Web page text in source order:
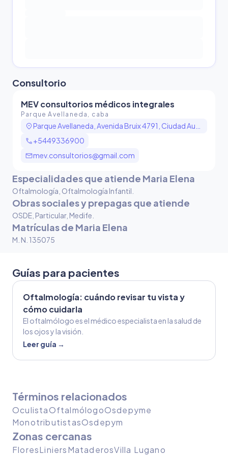
Consultorio
MEV consultorios médicos integrales
Parque Avellaneda, caba
location_on
call+5449336900
mailmev.consultorios@gmail.com
Especialidades que atiende Maria Elena
Oftalmología, Oftalmología Infantil
Obras sociales y prepagas que atiende
OSDE, Particular, Medife
Matrículas de Maria Elena
M. N. 135075
Guías para pacientes
Oftalmología: cuándo revisar tu vista y
cómo cuidarla
El oftalmólogo es el médico especialista en la salud de
los ojos y la visión.
Leer guía →
Términos relacionados
OculistaOftalmólogoOsdepyme
MonotributistasOsdepym
Zonas cercanas
FloresLiniersMataderosVilla Lugano